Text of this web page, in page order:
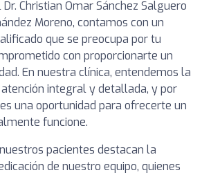
Christian Omar Sánchez Salguero
Moreno, contamos con un
que se preocupa por tu
con proporcionarte un
En nuestra clínica, entendemos la
integral y detallada, y por
una oportunidad para ofrecerte un
funcione.
pacientes destacan la
de nuestro equipo, quienes